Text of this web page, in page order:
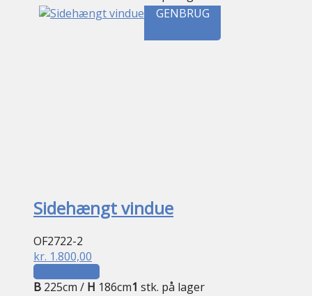
GENBRUG
Sidehængt vindue
OF2722-2
kr. 1.800,00
Tilføj til kurv
B 225cm / H 186cm1 stk. på lager